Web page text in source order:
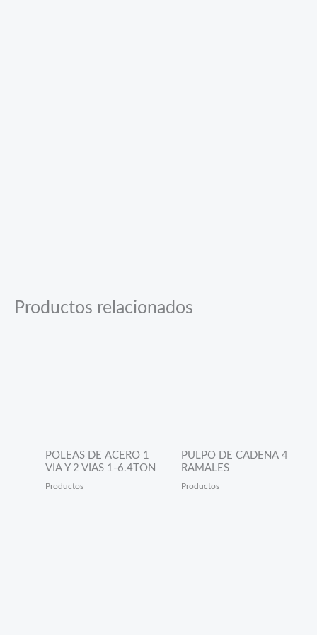
Productos relacionados
POLEAS DE ACERO 1
VIA Y 2 VIAS 1-6.4TON
Productos
PULPO DE CADENA 4
RAMALES
Productos